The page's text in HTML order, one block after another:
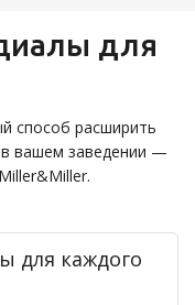
для
способ расширить
вашем заведении —
для каждого